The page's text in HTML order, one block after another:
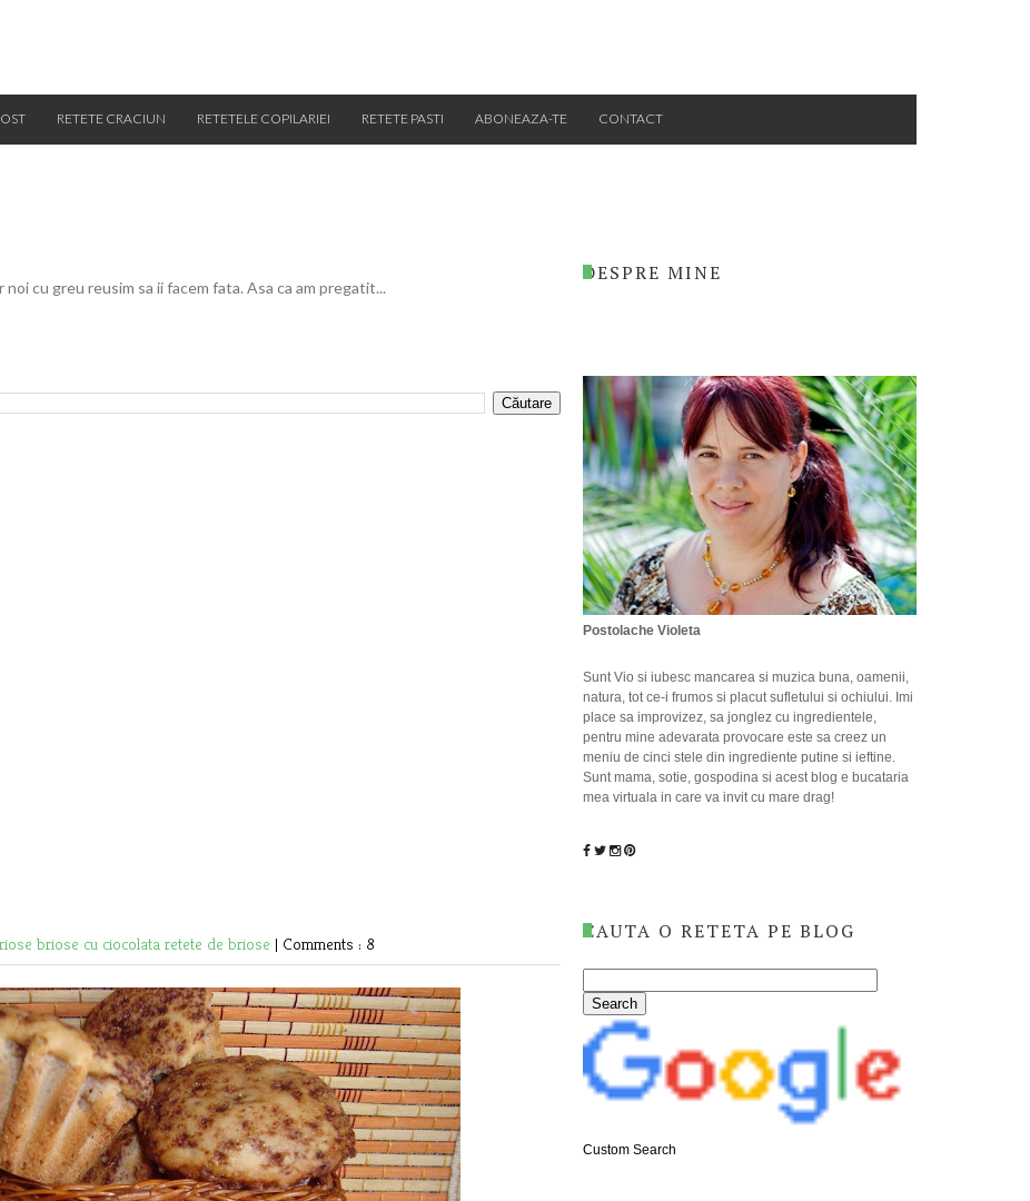
RETETE CRACIUN RETETELE COPILARIEI RETETE PASTI ABONEAZA-TE CONTACT
cu greu reusim sa ii facem fata. Asa ca am pregatit...
briose cu ciocolata retete de briose | Comments : 8
DESPRE MINE
Postolache Violeta
Sunt Vio si iubesc mancarea si muzica buna, oamenii,
natura, tot ce-i frumos si placut sufletului si ochiului. Imi
place sa improvizez, sa jonglez cu ingredientele,
pentru mine adevarata provocare este sa creez un
meniu de cinci stele din ingrediente putine si ieftine.
Sunt mama, sotie, gospodina si acest blog e bucataria
mea virtuala in care va invit cu mare drag!
CAUTA O RETETA PE BLOG
Custom Search